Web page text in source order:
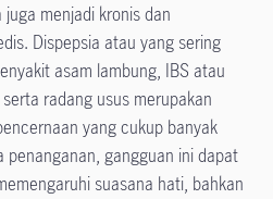
menjadi kronis dan
Dispepsia atau yang sering
asam lambung, IBS atau
serta radang usus merupakan
yang cukup banyak
penanganan, gangguan ini dapat
suasana hati, bahkan